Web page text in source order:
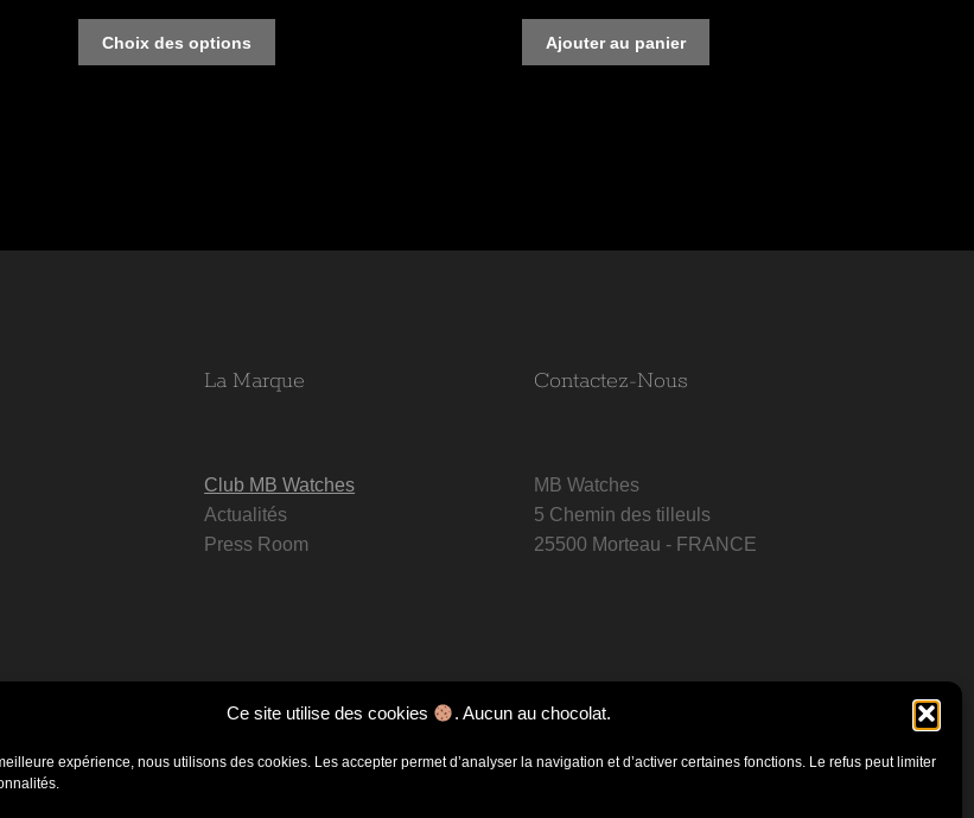
Ce site utilise des cookies . Aucun au chocolat.
expérience, nous utilisons des cookies. Les accepter permet d’analyser la navigation et d’activer certaines fonctions. Le refus peut limiter
Choix des options Ajouter au panier
La Marque
Club MB Watches
Actualités
Press Room
Contactez-Nous
MB Watches
5 Chemin des tilleuls
25500 Morteau - FRANCE